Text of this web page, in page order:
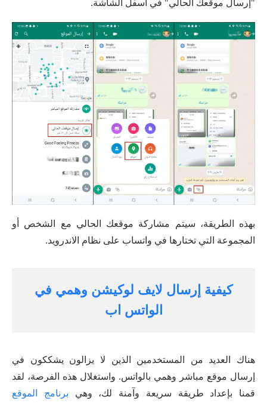
"إرسال موقعك الحالي" في أسفل الشاشة.
بهذه الطريقة، سيتم مشاركة موقعك الحالي مع الشخص أو
المجموعة التي تختارها في واتساب على نظام الاندرويد.
كيفية إرسال لايف لوكيشن وهمي في
الواتس اب
هناك العديد من المستخدمين الذين لا يزالون يشككون في
إرسال موقع مباشر وهمي بالواتس. واستغلال هذه الفرصة، لقد
قمنا بإعداد طريقة سريعة وآمنة لك، وهي برنامج الموقع